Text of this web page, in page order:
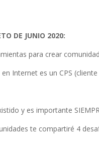
DE JUNIO 2020:
para crear
en Internet es un CPS
y es importante
te compartiré 4